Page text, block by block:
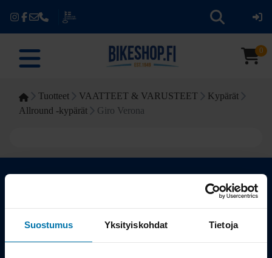
Suostumus Yksityiskohdat Tietoja
0
Tuotteet VAATTEET & VARUSTEET
Kypärät
Allround -kypärät
Giro Verona
Kauppa